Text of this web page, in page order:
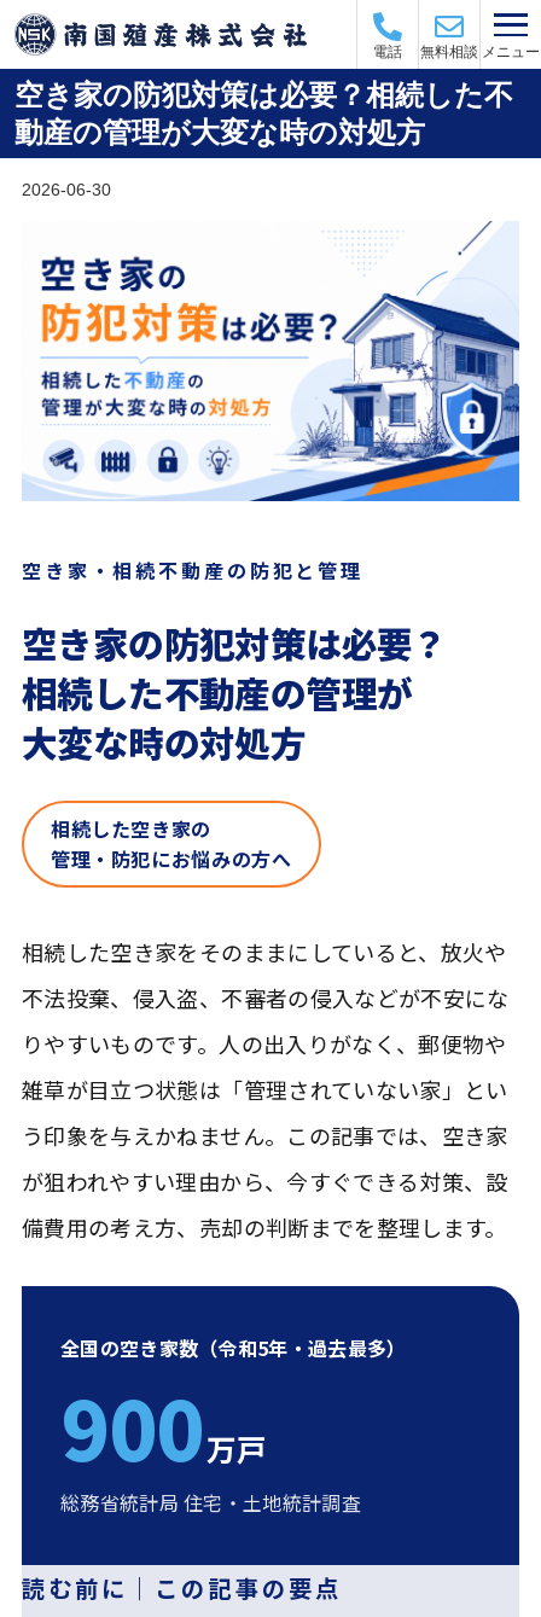
電話 無料相談 メニュー
空き家の防犯対策は必要？相続した不
動産の管理が大変な時の対処方
2026-06-30
空き家・相続不動産の防犯と管理
空き家の防犯対策は必要？
相続した不動産の管理が
大変な時の対処方
相続した空き家の
管理・防犯にお悩みの方へ
相続した空き家をそのままにしていると、放火や
不法投棄、侵入盗、不審者の侵入などが不安にな
りやすいものです。人の出入りがなく、郵便物や
雑草が目立つ状態は「管理されていない家」とい
う印象を与えかねません。この記事では、空き家
が狙われやすい理由から、今すぐできる対策、設
備費用の考え方、売却の判断までを整理します。
全国の空き家数（令和5年・過去最多）
900万戸
総務省統計局 住宅・土地統計調査
読む前に｜この記事の要点